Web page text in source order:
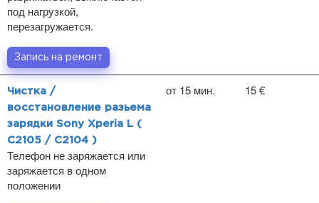
под нагрузкой,
перезагружается.
Запись на ремонт
Чистка /
восстановление разьема
зарядки Sony Xperia L (
C2105 / C2104 )
Телефон не заряжается или
заряжается в одном
положении
от 15 мин. 15 €